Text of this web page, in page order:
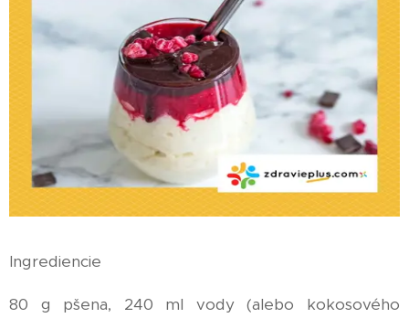
Ingrediencie
80 g pšena, 240 ml vody (alebo kokosového